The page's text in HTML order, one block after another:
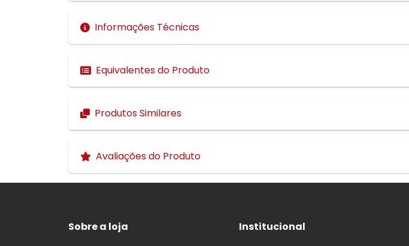
Informações Técnicas
Equivalentes do Produto
Produtos Similares
Avaliações do Produto
Sobre a loja
Institucional